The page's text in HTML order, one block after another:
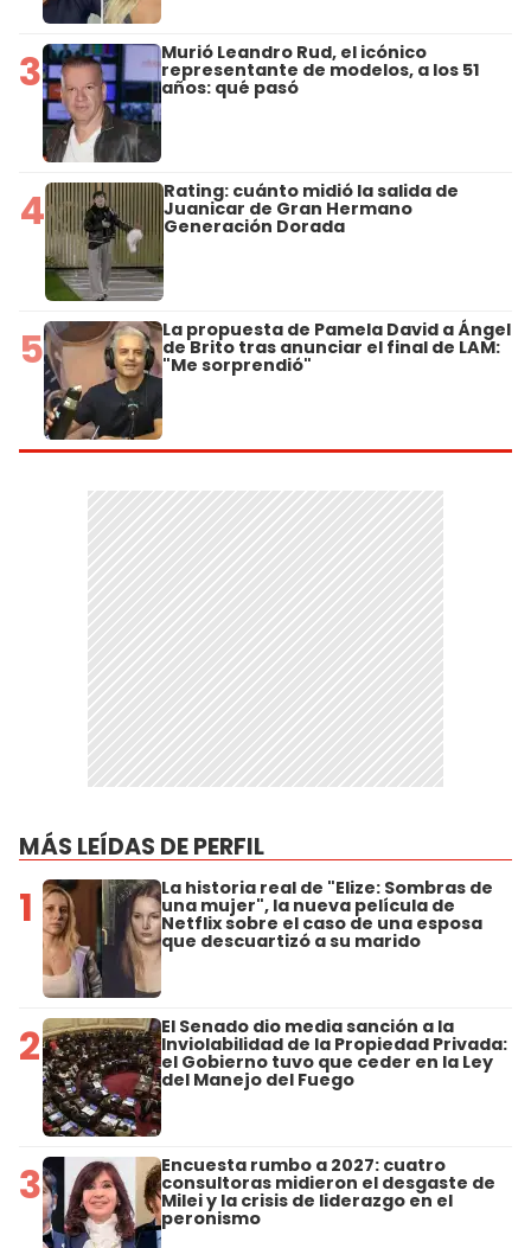
3 Murió Leandro Rud, el icónico
representante de modelos, a los 51
años: qué pasó
4 Rating: cuánto midió la salida de
Juanicar de Gran Hermano
Generación Dorada
5 La propuesta de Pamela David a Ángel
de Brito tras anunciar el final de LAM:
"Me sorprendió"
MÁS LEÍDAS DE PERFIL
1 La historia real de "Elize: Sombras de
una mujer", la nueva película de
Netflix sobre el caso de una esposa
que descuartizó a su marido
2 El Senado dio media sanción a la
Inviolabilidad de la Propiedad Privada:
el Gobierno tuvo que ceder en la Ley
del Manejo del Fuego
3 Encuesta rumbo a 2027: cuatro
consultoras midieron el desgaste de
Milei y la crisis de liderazgo en el
peronismo